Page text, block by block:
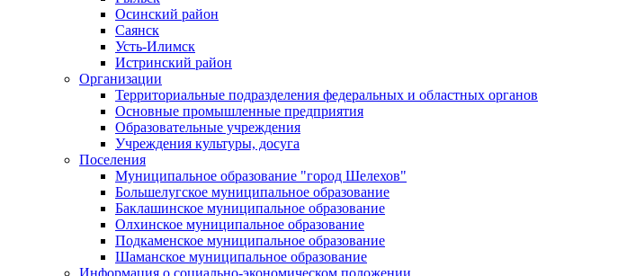
Осинский район
Саянск
Усть-Илимск
Истринский район
Организации
Территориальные подразделения федеральных и областных органов
Основные промышленные предприятия
Образовательные учреждения
Учреждения культуры, досуга
Поселения
Муниципальное образование "город Шелехов"
Большелугское муниципальное образование
Баклашинское муниципальное образование
Олхинское муниципальное образование
Подкаменское муниципальное образование
Шаманское муниципальное образование
Информация о социально-экономическом положении